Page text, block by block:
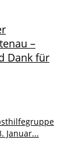
–
Dank für
Januar...